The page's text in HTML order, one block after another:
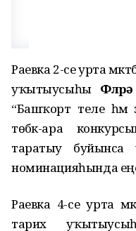
Раевка 2-се урта
уҡытыусыһы
“Башҡорт теле һәм
төбәк-ара
таратыу буйынса
номинацияһында
Раевка 4-се урта
тарих